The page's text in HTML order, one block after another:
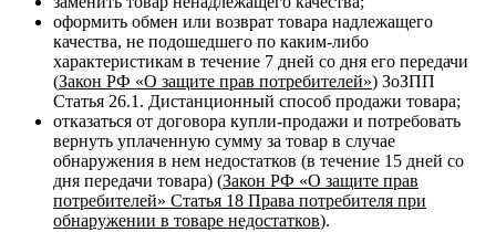
оформить обмен или возврат товара надлежащего
качества, не подошедшего по каким-либо
характеристикам в течение 7 дней со дня его передачи
(Закон РФ «О защите прав потребителей») ЗоЗПП
Статья 26.1. Дистанционный способ продажи товара;
отказаться от договора купли-продажи и потребовать
вернуть уплаченную сумму за товар в случае
обнаружения в нем недостатков (в течение 15 дней со
дня передачи товара) (Закон РФ «О защите прав
потребителей» Статья 18 Права потребителя при
обнаружении в товаре недостатков).